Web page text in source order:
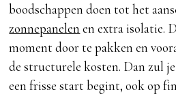
boodschappen doen tot het
zonnepanelen en extra isolatie.
moment door te pakken en
de structurele kosten. Dan zul
een frisse start begint, ook op